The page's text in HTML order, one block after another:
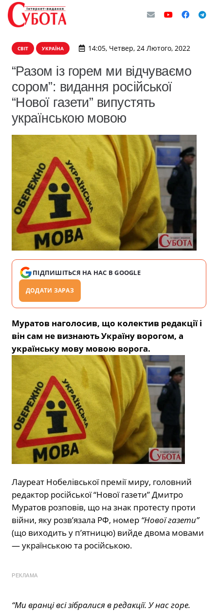
СВІТ УКРАЇНА 14:05, Четвер, 24 Лютого, 2022
“Разом із горем ми відчуваємо
сором”: видання російської
“Нової газети” випустять
українською мовою
ПІДПИШІТЬСЯ НА НАС В GOOGLE
ДОДАТИ ЗАРАЗ
Муратов наголосив, що колектив редакції і
він сам не визнають Україну ворогом, а
українську мову мовою ворога.
Лауреат Нобелівської премії миру, головний
редактор російської “Нової газети” Дмитро
Муратов розповів, що на знак протесту проти
війни, яку розв’язала РФ, номер “Нової газети”
(що виходить у п’ятницю) вийде двома мовами
— українською та російською.
РЕКЛАМА
“Ми вранці всі зібралися в редакції. У нас горе.